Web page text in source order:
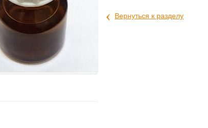
‹ Вернуться к разделу